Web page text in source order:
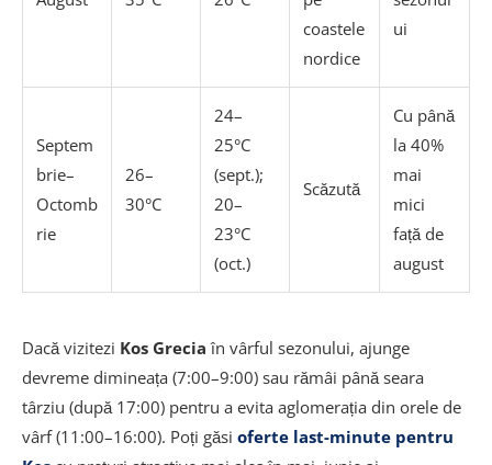
coastele
nordice
ui
Septem
brie–
Octomb
rie
26–
30°C
24–
25°C
(sept.);
20–
23°C
(oct.)
Scăzută
Cu până
la 40%
mai
mici
față de
august
Dacă vizitezi Kos Grecia în vârful sezonului, ajunge
devreme dimineața (7:00–9:00) sau rămâi până seara
târziu (după 17:00) pentru a evita aglomerația din orele de
vârf (11:00–16:00). Poți găsi oferte last-minute pentru